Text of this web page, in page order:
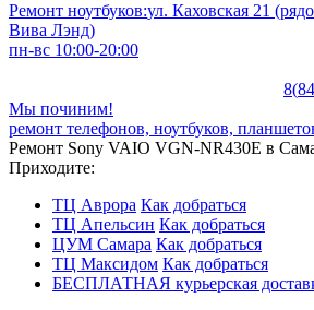
Ремонт ноутбуков:ул. Каховская 21
Вива Лэнд)
пн-вс 10:00-20:00
8(
Мы починим!
ремонт телефонов, ноутбуков,
Ремонт Sony VAIO VGN-NR430E в
Приходите:
ТЦ Аврора Как добраться
ТЦ Апельсин Как добраться
ЦУМ Самара Как добраться
ТЦ Максидом Как добраться
БЕСПЛАТНАЯ курьерская